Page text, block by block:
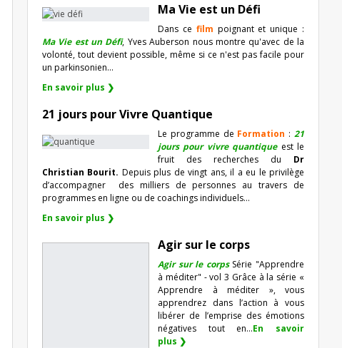
Ma Vie est un Défi
Dans ce film poignant et unique :
Ma Vie est un Défi, Yves Auberson nous montre qu'avec de la
volonté, tout devient possible, même si ce n'est pas facile pour
un parkinsonien…
En savoir plus ❯
21 jours pour Vivre Quantique
Le programme de Formation :21
jours pour vivre quantiqueest le
fruit des recherches du Dr
Christian Bourit. Depuis plus de vingt ans, il a eu le privilège
d’accompagner
des milliers de personnes au travers de
programmes en ligne ou de coachings individuels…
En savoir plus ❯
Agir sur le corps
Agir sur le corpsSérie "Apprendre
à méditer" - vol 3 Grâce à la série «
Apprendre à méditer », vous
apprendrez dans l’action à vous
libérer de l’emprise des émotions
négatives tout en...En savoir
plus ❯